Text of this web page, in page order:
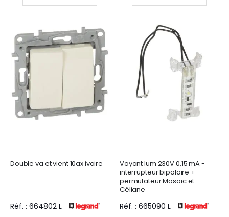
Double va et vient 10ax ivoire
Réf. : 664802 L
Voyant lum 230V 0,15 mA -
interrupteur bipolaire +
permutateur Mosaic et
Céliane
Réf. : 665090 L